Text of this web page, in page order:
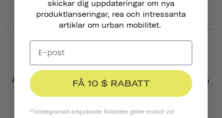
Anpassa med monogram
och reflekterande
Anpassa med utbytbara
visir (1 ingår) och
skickar dig uppdateringar om nya
produktlanseringar, rea och intressanta
artiklar om urban mobilitet.
FÅ 10 $ RABATT
*Tidsbegränsat erbjudande. Rabatten gäller endast vid